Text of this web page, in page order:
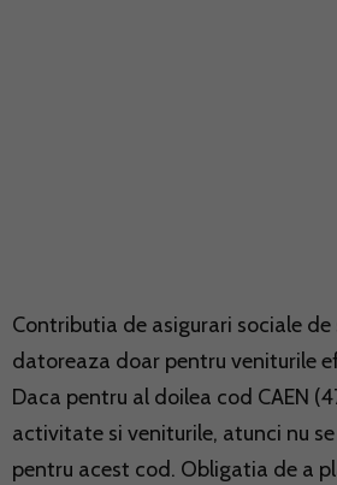
Contributia de asigurari sociale de
datoreaza doar pentru veniturile
Daca pentru al doilea cod CAEN
activitate si veniturile, atunci nu
pentru acest cod. Obligatia de a